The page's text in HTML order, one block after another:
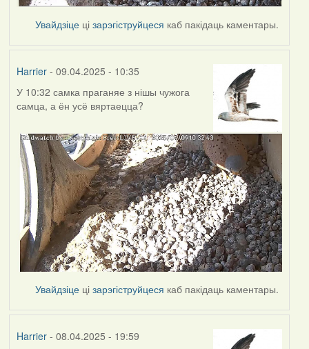
Увайдзіце цізарэгіструйцеся каб пакідаць каментары.
Harrier- 09.04.2025 - 10:35
У 10:32 самка праганяе з нішы чужога
самца, а ён усё вяртаецца?
Увайдзіце цізарэгіструйцеся каб пакідаць каментары.
Harrier- 08.04.2025 - 19:59